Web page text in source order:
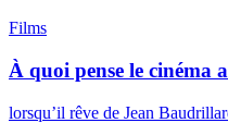
Films
À quoi pense le cinéma
lorsqu’il rêve de Jean